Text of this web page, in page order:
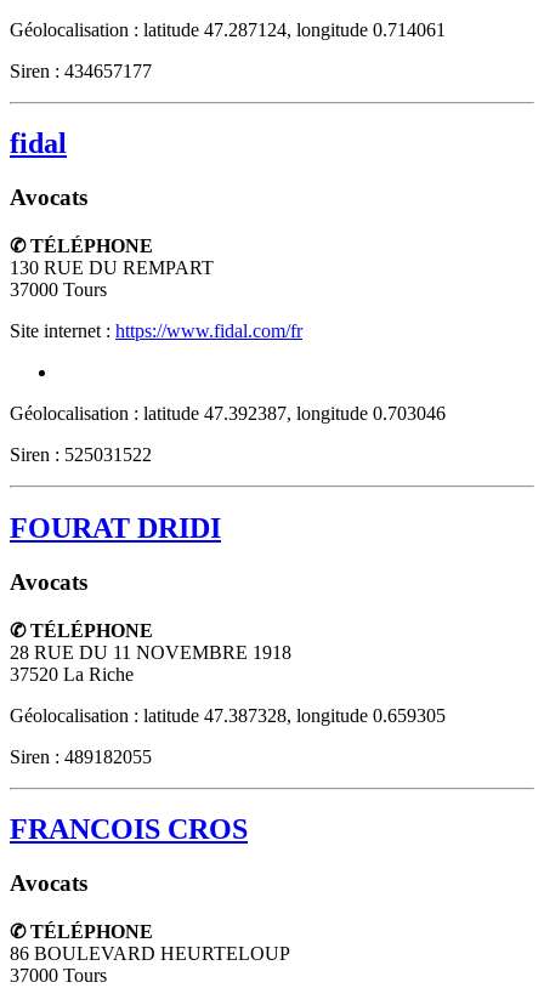
Géolocalisation : latitude 47.287124, longitude 0.714061
Siren : 434657177
fidal
Avocats
✆ TÉLÉPHONE
130 RUE DU REMPART
37000 Tours
Site internet : https://www.fidal.com/fr
Géolocalisation : latitude 47.392387, longitude 0.703046
Siren : 525031522
FOURAT DRIDI
Avocats
✆ TÉLÉPHONE
28 RUE DU 11 NOVEMBRE 1918
37520 La Riche
Géolocalisation : latitude 47.387328, longitude 0.659305
Siren : 489182055
FRANCOIS CROS
Avocats
✆ TÉLÉPHONE
86 BOULEVARD HEURTELOUP
37000 Tours